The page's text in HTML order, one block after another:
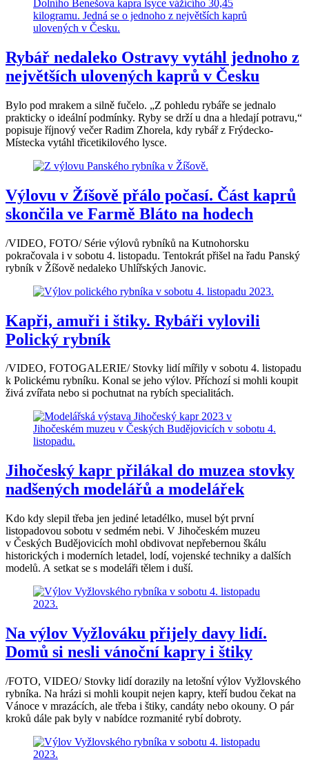
Rybář nedaleko Ostravy vytáhl jednoho z
největších ulovených kaprů v Česku
Bylo pod mrakem a silně fučelo. „Z pohledu rybáře se jednalo
prakticky o ideální podmínky. Ryby se drží u dna a hledají potravu,“
popisuje říjnový večer Radim Zhorela, kdy rybář z Frýdecko-
Místecka vytáhl třicetikilového lysce.
Výlovu v Žíšově přálo počasí. Část kaprů
skončila ve Farmě Bláto na hodech
/VIDEO, FOTO/ Série výlovů rybníků na Kutnohorsku
pokračovala i v sobotu 4. listopadu. Tentokrát přišel na řadu Panský
rybník v Žíšově nedaleko Uhlířských Janovic.
Kapři, amuři i štiky. Rybáři vylovili
Polický rybník
/VIDEO, FOTOGALERIE/ Stovky lidí mířily v sobotu 4. listopadu
k Polickému rybníku. Konal se jeho výlov. Příchozí si mohli koupit
živá zvířata nebo si pochutnat na rybích specialitách.
Jihočeský kapr přilákal do muzea stovky
nadšených modelářů a modelářek
Kdo kdy slepil třeba jen jediné letadélko, musel být první
listopadovou sobotu v sedmém nebi. V Jihočeském muzeu
v Českých Budějovicích mohl obdivovat nepřebernou škálu
historických i moderních letadel, lodí, vojenské techniky a dalších
modelů. A setkat se s modeláři tělem i duší.
Na výlov Vyžlováku přijely davy lidí.
Domů si nesli vánoční kapry i štiky
/FOTO, VIDEO/ Stovky lidí dorazily na letošní výlov Vyžlovského
rybníka. Na hrázi si mohli koupit nejen kapry, kteří budou čekat na
Vánoce v mrazácích, ale třeba i štiky, candáty nebo okouny. O pár
kroků dále pak byly v nabídce rozmanité rybí dobroty.